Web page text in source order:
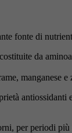
fonte di
da
manganese e
antiossidanti
per periodi